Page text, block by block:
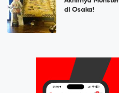
di Osaka!